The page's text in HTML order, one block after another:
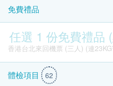
免費禮品
任選 1 份免費禮品
香港台北來回機票 (三人) (連
體檢項目 62